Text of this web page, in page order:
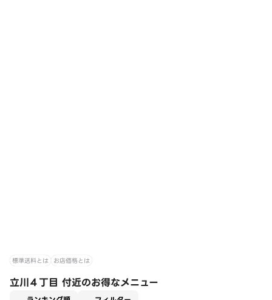
標準送料とは お店価格とは
立川４丁目 付近のお得なメニュー